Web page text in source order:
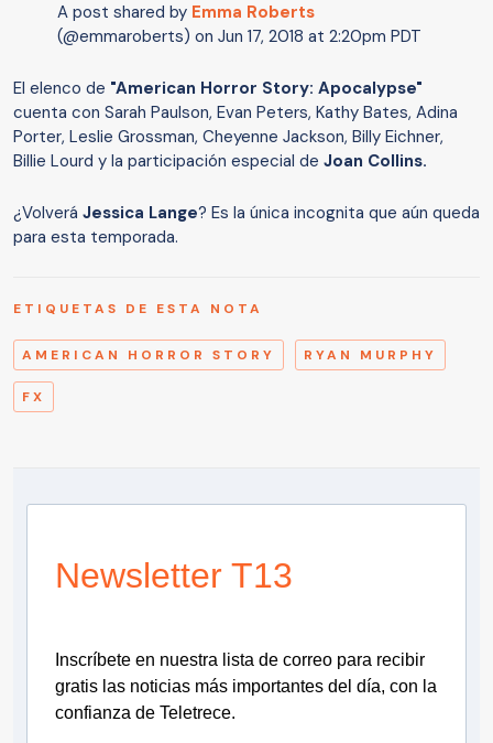
A post shared by Emma Roberts
(@emmaroberts) on Jun 17, 2018 at 2:20pm PDT
El elenco de "American Horror Story: Apocalypse"
cuenta con Sarah Paulson, Evan Peters, Kathy Bates, Adina
Porter, Leslie Grossman, Cheyenne Jackson, Billy Eichner,
Billie Lourd y la participación especial de Joan Collins.
¿Volverá Jessica Lange? Es la única incognita que aún queda
para esta temporada.
ETIQUETAS DE ESTA NOTA
AMERICAN HORROR STORY RYAN MURPHY
FX
Newsletter T13
Inscríbete en nuestra lista de correo para recibir
gratis las noticias más importantes del día, con la
confianza de Teletrece.